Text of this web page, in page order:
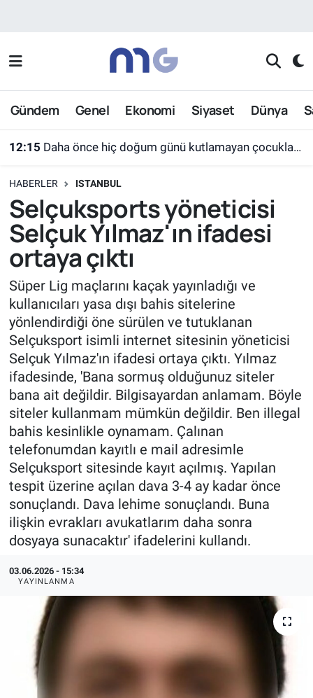
Gündem Genel Ekonomi Siyaset Dünya
12:15 Daha önce hiç doğum günü kutlamayan çocuklar ilk kez bu sevinci yaşadı
HABERLER ISTANBUL
Selçuksports yöneticisi
Selçuk Yılmaz'ın ifadesi
ortaya çıktı
Süper Lig maçlarını kaçak yayınladığı ve
kullanıcıları yasa dışı bahis sitelerine
yönlendirdiği öne sürülen ve tutuklanan
Selçuksport isimli internet sitesinin yöneticisi
Selçuk Yılmaz'ın ifadesi ortaya çıktı. Yılmaz
ifadesinde, 'Bana sormuş olduğunuz siteler
bana ait değildir. Bilgisayardan anlamam. Böyle
siteler kullanmam mümkün değildir. Ben illegal
bahis kesinlikle oynamam. Çalınan
telefonumdan kayıtlı e mail adresimle
Selçuksport sitesinde kayıt açılmış. Yapılan
tespit üzerine açılan dava 3-4 ay kadar önce
sonuçlandı. Dava lehime sonuçlandı. Buna
ilişkin evrakları avukatlarım daha sonra
dosyaya sunacaktır' ifadelerini kullandı.
03.06.2026 - 15:34
YAYINLANMA
Nöbetçi Eczaneler
Hava Durumu
Süper Lig Puan Durumu ve Fikstür
Tüm Manşetler
Son Dakika Haberleri
Haber Arşivi